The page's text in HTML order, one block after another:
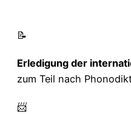
📝
Erledigung der
zum Teil nach
📨